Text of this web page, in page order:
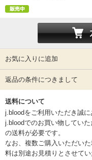
お気に入りに追加
返品の条件につきまして
送料について
j.bloodをご利用いただき誠に
j.bloodでのお買い物してい
の送料が必要です。
なお、複数ご購入いただい
料は別途お見積りとさせてい